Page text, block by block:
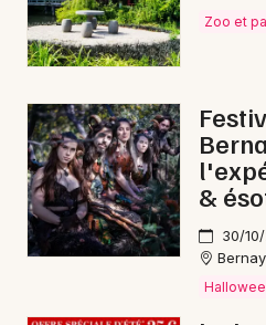
Magazine à Évreux
Choisir mes départements
Zoo et
&
30/
Bernay